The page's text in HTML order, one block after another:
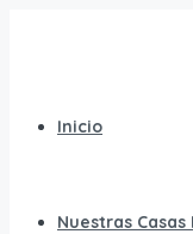
Inicio
Nuestras Casas